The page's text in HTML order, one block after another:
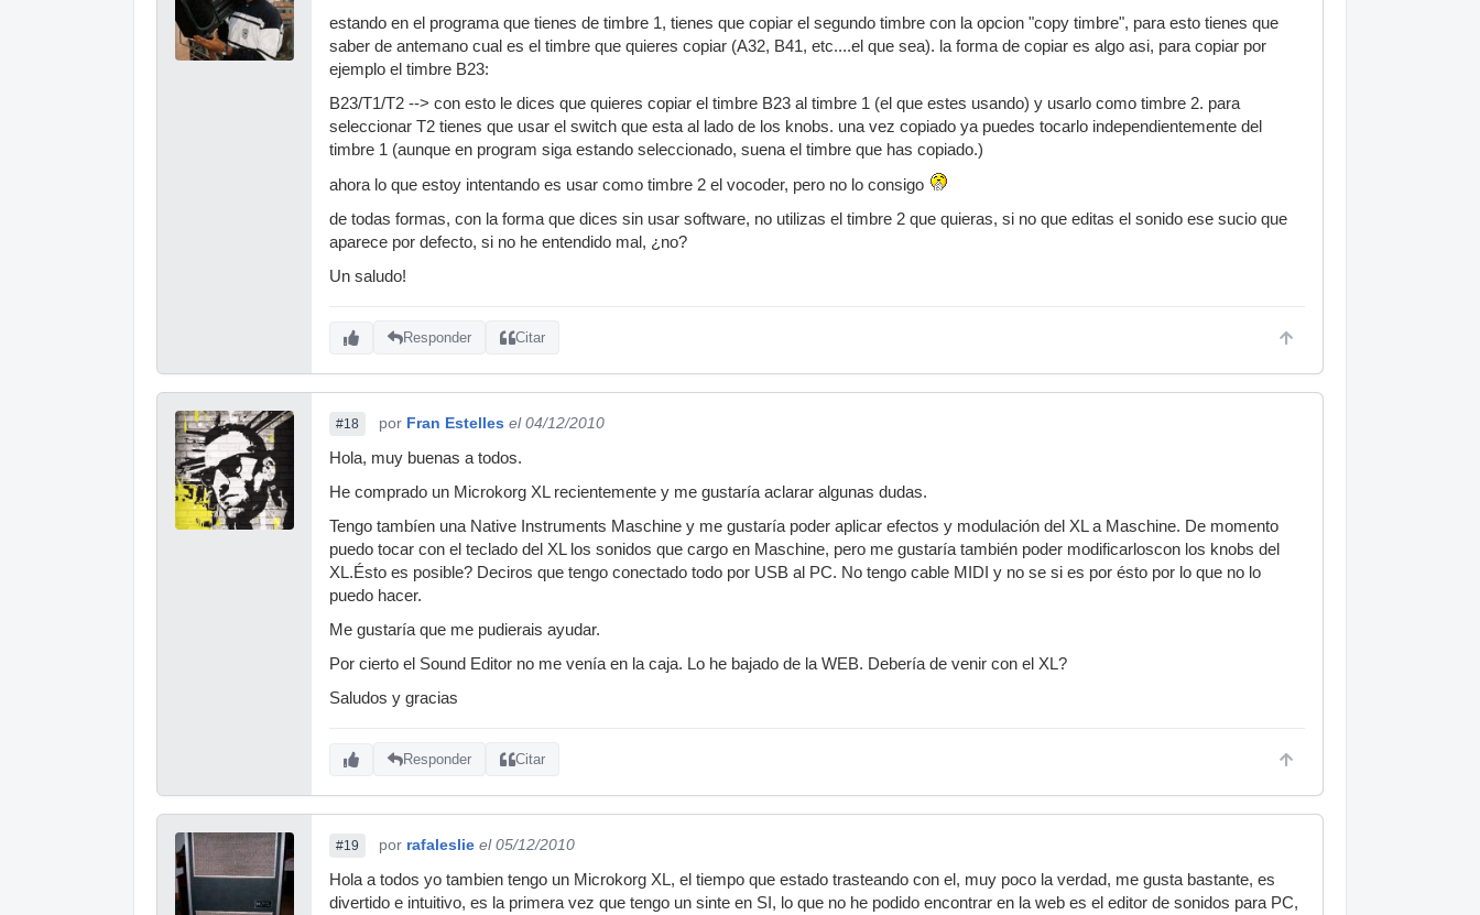
estando en el programa que tienes de timbre 1, tienes que copiar el segundo timbre con la opcion "copy timbre", para esto tienes que
saber de antemano cual es el timbre que quieres copiar (A32, B41, etc....el que sea). la forma de copiar es algo asi, para copiar por
ejemplo el timbre B23:
B23/T1/T2 --> con esto le dices que quieres copiar el timbre B23 al timbre 1 (el que estes usando) y usarlo como timbre 2. para
seleccionar T2 tienes que usar el switch que esta al lado de los knobs. una vez copiado ya puedes tocarlo independientemente del
timbre 1 (aunque en program siga estando seleccionado, suena el timbre que has copiado.)
ahora lo que estoy intentando es usar como timbre 2 el vocoder, pero no lo consigo
de todas formas, con la forma que dices sin usar software, no utilizas el timbre 2 que quieras, si no que editas el sonido ese sucio que
aparece por defecto, si no he entendido mal, ¿no?
Un saludo!
Responder Citar
#18 por Fran Estelles el 04/12/2010
Hola, muy buenas a todos.
He comprado un Microkorg XL recientemente y me gustaría aclarar algunas dudas.
Tengo tambíen una Native Instruments Maschine y me gustaría poder aplicar efectos y modulación del XL a Maschine. De momento
puedo tocar con el teclado del XL los sonidos que cargo en Maschine, pero me gustaría también poder modificarloscon los knobs del
XL.Ésto es posible? Deciros que tengo conectado todo por USB al PC. No tengo cable MIDI y no se si es por ésto por lo que no lo
puedo hacer.
Me gustaría que me pudierais ayudar.
Por cierto el Sound Editor no me venía en la caja. Lo he bajado de la WEB. Debería de venir con el XL?
Saludos y gracias
Responder Citar
#19 por rafaleslie el 05/12/2010
Hola a todos yo tambien tengo un Microkorg XL, el tiempo que estado trasteando con el, muy poco la verdad, me gusta bastante, es
divertido e intuitivo, es la primera vez que tengo un sinte en SI, lo que no he podido encontrar en la web es el editor de sonidos para PC,